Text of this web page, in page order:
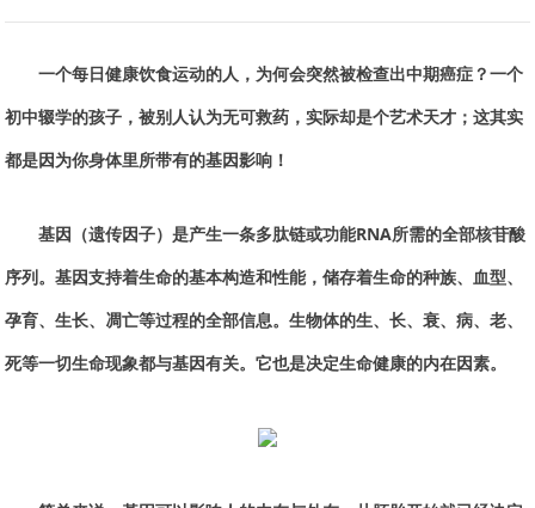
一个每日健康饮食运动的人，为何会突然被检查出中期癌症？一个
初中辍学的孩子，被别人认为无可救药，实际却是个艺术天才；这其实
都是因为你身体里所带有的基因影响！
基因（遗传因子）是产生一条多肽链或功能RNA所需的全部核苷酸
序列。基因支持着生命的基本构造和性能，储存着生命的种族、血型、
孕育、生长、 凋亡等过程的全部信息。生物体的生、长、衰、病、老、
死等一切生命现象都与基因有关。它也是决定生命健康的内在因素。